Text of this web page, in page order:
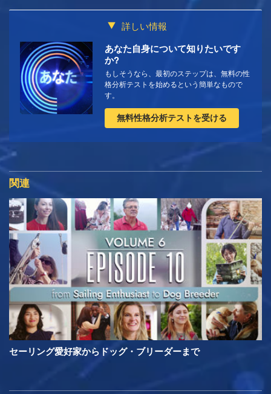
詳しい情報
あなた自身について知りたいです
か?
もしそうなら、最初のステップは、無料の性
格分析テストを始めるという簡単なもので
す。
無料性格分析テストを受ける
関連
セーリング愛好家からドッグ・ブリーダーまで